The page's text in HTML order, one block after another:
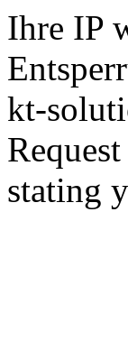
Ihre IP
kt-
stating